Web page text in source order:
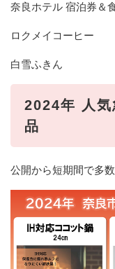
奈良ホテル 宿泊券＆
ロクメイコーヒー
白雪ふきん
2024年 人気
品
公開から短期間で多